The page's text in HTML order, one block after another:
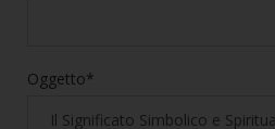
Oggetto*